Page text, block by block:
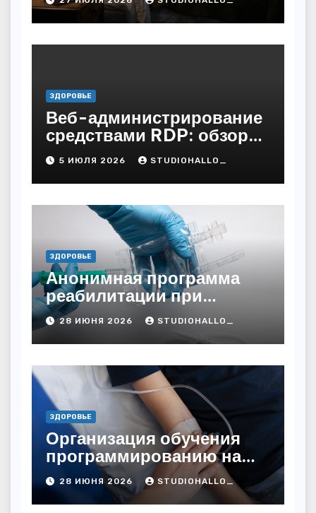
ЗДОРОВЬЕ
Веб-администрирование
средствами RDP: обзор
технических решений
5 ИЮЛЯ 2026 STUDIOHALLO_
ЗДОРОВЬЕ
Анонимная программа
реабилитации при
алкогольной зависимости
с персональным
подходом и
лицензированными
врачами
28 ИЮНЯ 2026 STUDIOHALLO_
ЗДОРОВЬЕ
Организация обучения
программированию на
дому
28 ИЮНЯ 2026 STUDIOHALLO_